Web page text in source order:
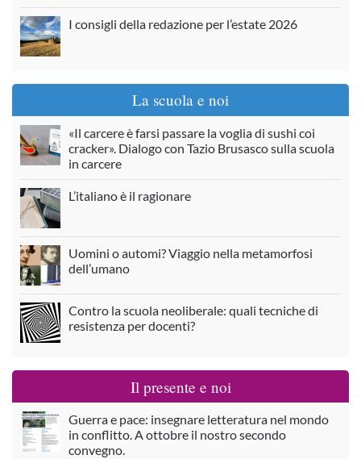
I consigli della redazione per l’estate 2026
La scuola e noi
«Il carcere è farsi passare la voglia di sushi coi
cracker». Dialogo con Tazio Brusasco sulla scuola
in carcere
L’italiano è il ragionare
Uomini o automi? Viaggio nella metamorfosi
dell’umano
Contro la scuola neoliberale: quali tecniche di
resistenza per docenti?
Il presente e noi
Guerra e pace: insegnare letteratura nel mondo
in conflitto. A ottobre il nostro secondo
convegno.